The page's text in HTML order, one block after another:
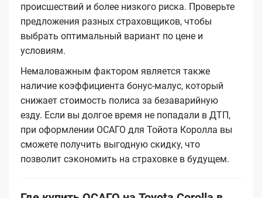
происшествий и более низкого риска. Проверьте
предложения разных страховщиков, чтобы
выбрать оптимальный вариант по цене и
условиям.
Немаловажным фактором является также
наличие коэффициента бонус-малус, который
снижает стоимость полиса за безаварийную
езду. Если вы долгое время не попадали в ДТП,
при оформлении ОСАГО для Тойота Королла вы
сможете получить выгодную скидку, что
позволит сэкономить на страховке в будущем.